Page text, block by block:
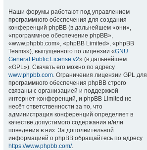
Наши форумы работают под управлением
программного обеспечения для создания
конференций phpBB (в дальнейшем «они»,
«программное обеспечение phpBB»,
«www.phpbb.com», «phpBB Limited», «phpBB
Teams»), выпущенного по лицензии «GNU
General Public License v2» (в дальнейшем
«GPL»). Скачать его можно по адресу
www.phpbb.com. Ограничения лицензии GPL для
программного обеспечения phpBB строго
связаны с организацией и поддержкой
интернет-конференций, и phpBB Limited не
несёт ответственности за то, что
администрация конференций определяет в
качестве допустимого содержания и/или
поведения в них. За дополнительной
информацией о phpBB обращайтесь по адресу
https://www.phpbb.com/.